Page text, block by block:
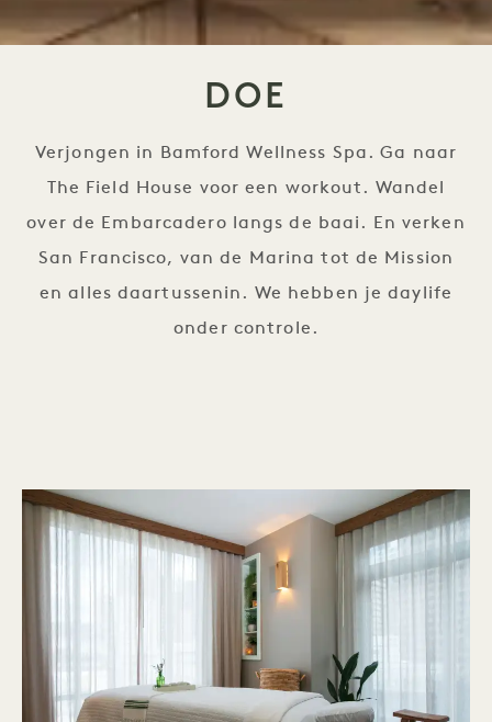
DOE
Verjongen in Bamford Wellness Spa. Ga naar
The Field House voor een workout. Wandel
over de Embarcadero langs de baai. En verken
San Francisco, van de Marina tot de Mission
en alles daartussenin. We hebben je daylife
onder controle.